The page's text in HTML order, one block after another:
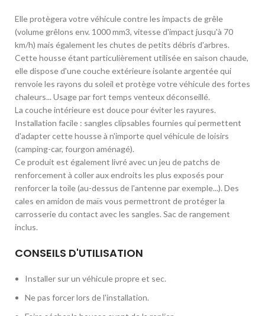
Elle protègera votre véhicule contre les impacts de grêle
(volume grêlons env. 1000 mm3, vitesse d'impact jusqu'à 70
km/h) mais également les chutes de petits débris d'arbres.
Cette housse étant particulièrement utilisée en saison chaude,
elle dispose d'une couche extérieure isolante argentée qui
renvoie les rayons du soleil et protège votre véhicule des fortes
chaleurs... Usage par fort temps venteux déconseillé.
La couche intérieure est douce pour éviter les rayures.
Installation facile : sangles clipsables fournies qui permettent
d'adapter cette housse à n'importe quel véhicule de loisirs
(camping-car, fourgon aménagé).
Ce produit est également livré avec un jeu de patchs de
renforcement à coller aux endroits les plus exposés pour
renforcer la toile (au-dessus de l'antenne par exemple...). Des
cales en amidon de maïs vous permettront de protéger la
carrosserie du contact avec les sangles. Sac de rangement
inclus.
CONSEILS D'UTILISATION
Installer sur un véhicule propre et sec.
Ne pas forcer lors de l'installation.